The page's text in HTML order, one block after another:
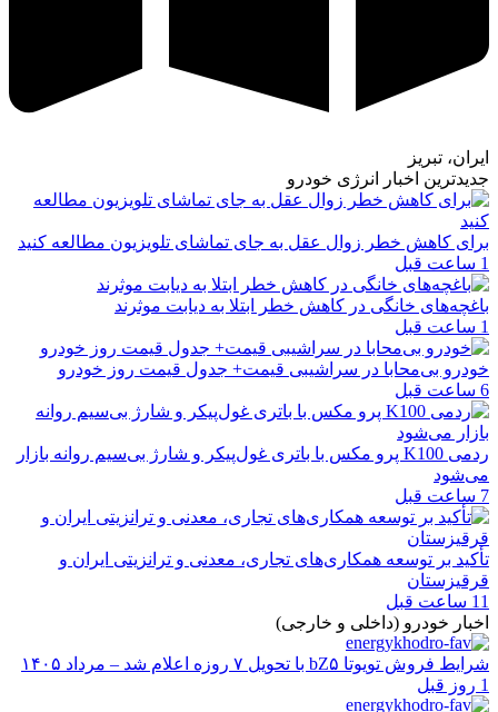
ایران، تبریز
جدیدترین اخبار انرژی خودرو
برای کاهش خطر زوال عقل به جای تماشای تلویزیون مطالعه کنید
1 ساعت قبل
باغچه‌های خانگی در کاهش خطر ابتلا به دیابت موثرند
1 ساعت قبل
خودرو بی‌محابا در سراشیبی قیمت+ جدول قیمت روز خودرو
6 ساعت قبل
ردمی K100 پرو مکس با باتری غول‌پیکر و شارژ بی‌سیم روانه بازار
می‌شود
7 ساعت قبل
تأکید بر توسعه همکاری‌های تجاری، معدنی و ترانزیتی ایران و
قرقیزستان
11 ساعت قبل
اخبار خودرو (داخلی و خارجی)
شرایط فروش تویوتا bZ۵ با تحویل ۷ روزه اعلام شد – مرداد ۱۴۰۵
1 روز قبل